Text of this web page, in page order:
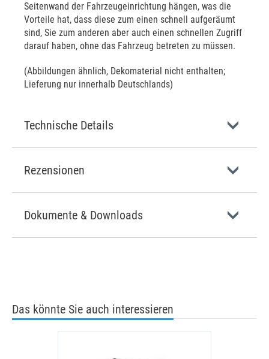
Seitenwand der Fahrzeugeinrichtung hängen, was die
Vorteile hat, dass diese zum einen schnell aufgeräumt
sind, Sie zum anderen aber auch einen schnellen Zugriff
darauf haben, ohne das Fahrzeug betreten zu müssen.
(Abbildungen ähnlich, Dekomaterial nicht enthalten;
Lieferung nur innerhalb Deutschlands)
Technische Details
Rezensionen
Dokumente & Downloads
Das könnte Sie auch interessieren